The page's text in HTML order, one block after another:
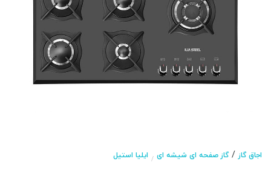
اجاق گاز/گاز صفحه ای شیشه ای / ایلیا استیل